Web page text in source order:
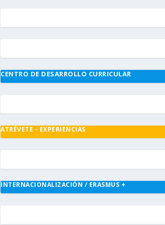
CENTRO DE DESARROLLO CURRICULAR
ATRÉVETE - EXPERIENCIAS
INTERNACIONALIZACIÓN / ERASMUS +